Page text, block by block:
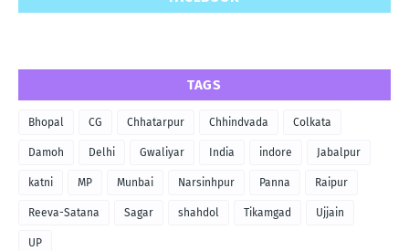
TAGS
Bhopal CG Chhatarpur Chhindvada Colkata
Damoh Delhi Gwaliyar India indore Jabalpur
katni MP Munbai Narsinhpur Panna Raipur
Reeva-Satana Sagar shahdol Tikamgad Ujjain
UP